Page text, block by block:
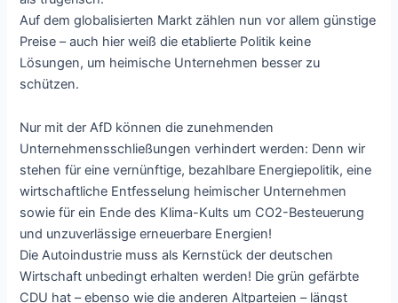
Auf dem globalisierten Markt zählen nun vor allem günstige
Preise – auch hier weiß die etablierte Politik keine
Lösungen, um heimische Unternehmen besser zu
schützen.
Nur mit der AfD können die zunehmenden
Unternehmensschließungen verhindert werden: Denn wir
stehen für eine vernünftige, bezahlbare Energiepolitik, eine
wirtschaftliche Entfesselung heimischer Unternehmen
sowie für ein Ende des Klima-Kults um CO2-Besteuerung
und unzuverlässige erneuerbare Energien!
Die Autoindustrie muss als Kernstück der deutschen
Wirtschaft unbedingt erhalten werden! Die grün gefärbte
CDU hat – ebenso wie die anderen Altparteien – längst